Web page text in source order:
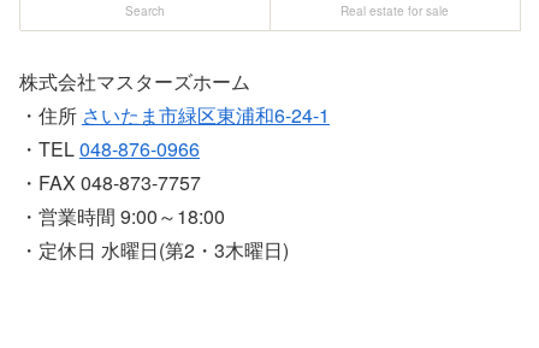
Search Real estate for sale
株式会社マスターズホーム
・住所 さいたま市緑区東浦和6-24-1
・TEL048-876-0966
・FAX 048-873-7757
・営業時間 9:00～18:00
・定休日 水曜日(第2・3木曜日)